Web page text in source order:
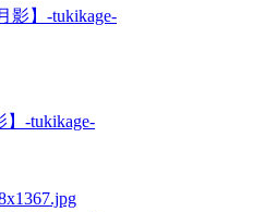
影】-tukikage-
-tukikage-